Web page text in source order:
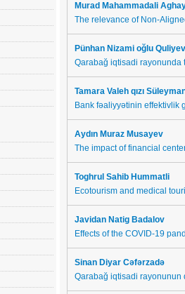
Murad Mahammadali
The relevance of Non-
Pünhan Nizami oğlu Quliyev
Qarabağ iqtisadi rayonunda
Tamara Valeh qızı
Bank fəaliyyətinin effektivlik
Aydın Muraz Musayev
The impact of financial
Toghrul Sahib Hummatli
Ecotourism and medical
Javidan Natig Badalov
Effects of the COVID-19
Sinan Diyar Cəfərzadə
Qarabağ iqtisadi rayonunun